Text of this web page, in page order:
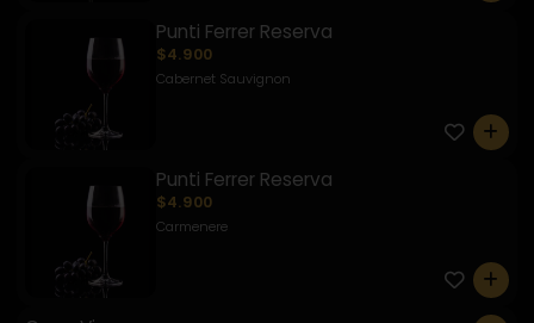
Punti Ferrer Reserva
$4.900
Cabernet Sauvignon
0
Punti Ferrer Reserva
$4.900
Carmenere
0